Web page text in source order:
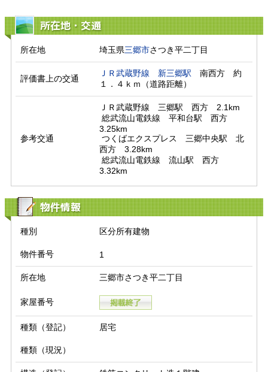
所在地・交通
所在地 埼玉県三郷市さつき平二丁目
評価書上の交通
ＪＲ武蔵野線 新三郷駅 南西方　約
１．４ｋｍ（道路距離）
参考交通
ＪＲ武蔵野線　三郷駅　西方　2.1km
3.25km
西方　3.28km
3.32km
物件情報
種別 区分所有建物
物件番号 1
所在地 三郷市さつき平二丁目
家屋番号
種類（登記） 居宅
種類（現況）